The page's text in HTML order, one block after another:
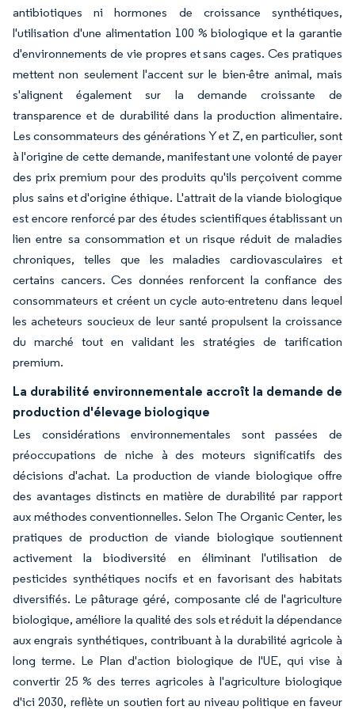
antibiotiques ni hormones de croissance synthétiques,
l'utilisation d'une alimentation 100 % biologique et la garantie
d'environnements de vie propres et sans cages. Ces pratiques
mettent non seulement l'accent sur le bien-être animal, mais
s'alignent également sur la demande croissante de
transparence et de durabilité dans la production alimentaire.
Les consommateurs des générations Y et Z, en particulier, sont
à l'origine de cette demande, manifestant une volonté de payer
des prix premium pour des produits qu'ils perçoivent comme
plus sains et d'origine éthique. L'attrait de la viande biologique
est encore renforcé par des études scientifiques établissant un
lien entre sa consommation et un risque réduit de maladies
chroniques, telles que les maladies cardiovasculaires et
certains cancers. Ces données renforcent la confiance des
consommateurs et créent un cycle auto-entretenu dans lequel
les acheteurs soucieux de leur santé propulsent la croissance
du marché tout en validant les stratégies de tarification
premium.
La durabilité environnementale accroît la demande de
production d'élevage biologique
Les considérations environnementales sont passées de
préoccupations de niche à des moteurs significatifs des
décisions d'achat. La production de viande biologique offre
des avantages distincts en matière de durabilité par rapport
aux méthodes conventionnelles. Selon The Organic Center, les
pratiques de production de viande biologique soutiennent
activement la biodiversité en éliminant l'utilisation de
pesticides synthétiques nocifs et en favorisant des habitats
diversifiés. Le pâturage géré, composante clé de l'agriculture
biologique, améliore la qualité des sols et réduit la dépendance
aux engrais synthétiques, contribuant à la durabilité agricole à
long terme. Le Plan d'action biologique de l'UE, qui vise à
convertir 25 % des terres agricoles à l'agriculture biologique
d'ici 2030, reflète un soutien fort au niveau politique en faveur